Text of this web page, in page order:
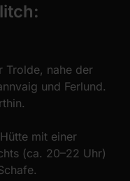
Trolde, nahe der
und Ferlund.
mit einer
(ca. 20–22 Uhr)